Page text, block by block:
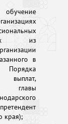
обучение
из
в
выплат,
главы
края);